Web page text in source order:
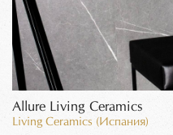
Allure Living Ceramics
Living Ceramics (Испания)